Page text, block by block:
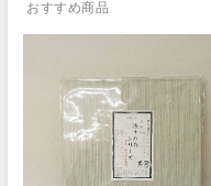
おすすめ商品